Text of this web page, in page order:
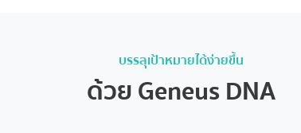
บรรลุเป้าหมายได้ง่ายขึ้น
ด้วย Geneus DNA